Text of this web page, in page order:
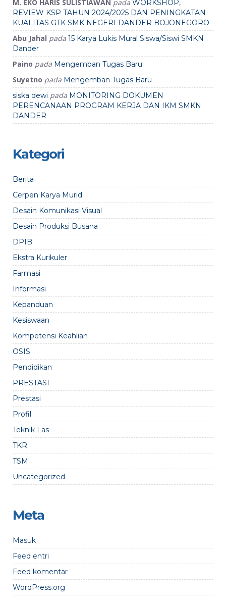
M. EKO HARIS SULISTIAWAN pada WORKSHOP,
REVIEW KSP TAHUN 2024/2025 DAN PENINGKATAN
KUALITAS GTK SMK NEGERI DANDER BOJONEGORO
Abu Jahal pada 15 Karya Lukis Mural Siswa/Siswi SMKN
Dander
Paino pada Mengemban Tugas Baru
Suyetno pada Mengemban Tugas Baru
siska dewi pada MONITORING DOKUMEN
PERENCANAAN PROGRAM KERJA DAN IKM SMKN
DANDER
Kategori
Berita
Cerpen Karya Murid
Desain Komunikasi Visual
Desain Produksi Busana
DPIB
Ekstra Kurikuler
Farmasi
Informasi
Kepanduan
Kesiswaan
Kompetensi Keahlian
OSIS
Pendidikan
PRESTASI
Prestasi
Profil
Teknik Las
TKR
TSM
Uncategorized
Meta
Masuk
Feed entri
Feed komentar
WordPress.org